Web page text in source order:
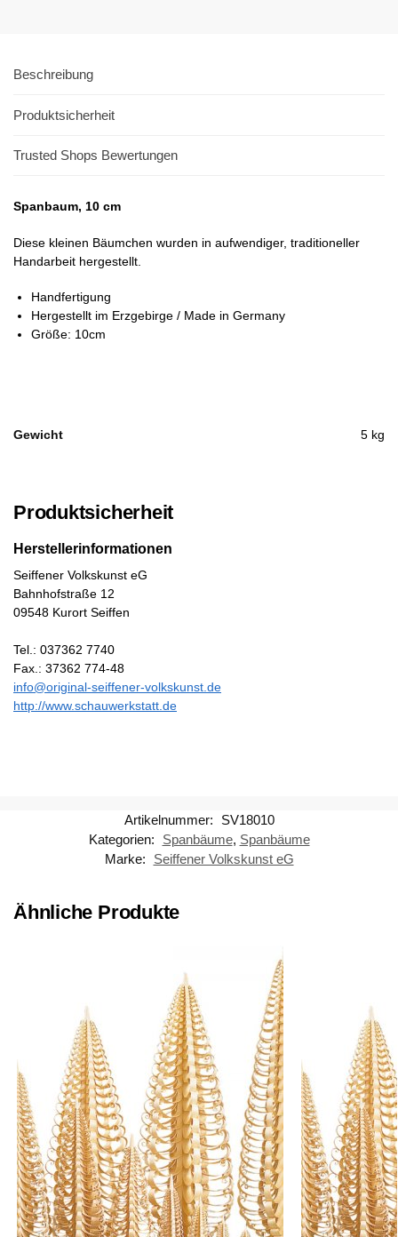
Beschreibung
Produktsicherheit
Trusted Shops Bewertungen
Spanbaum, 10 cm
Diese kleinen Bäumchen wurden in aufwendiger, traditioneller
Handarbeit hergestellt.
Handfertigung
Hergestellt im Erzgebirge / Made in Germany
Größe: 10cm
Gewicht 5 kg
Produktsicherheit
Herstellerinformationen
Seiffener Volkskunst eG
Bahnhofstraße 12
09548 Kurort Seiffen
Tel.: 037362 7740
Fax.: 37362 774-48
info@original-seiffener-volkskunst.de
http://www.schauwerkstatt.de
Artikelnummer:
SV18010
Kategorien:
Spanbäume, Spanbäume
Marke:
Seiffener Volkskunst eG
Ähnliche Produkte